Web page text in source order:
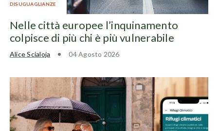
DISUGUAGLIANZE
Nelle città europee l’inquinamento
colpisce di più chi è più vulnerabile
Alice Scialoja 04 Agosto 2026